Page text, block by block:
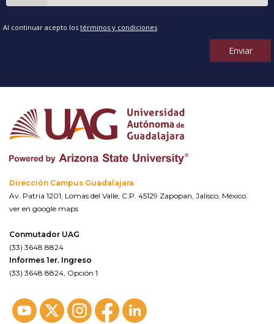
Al continuar acepto los términos y condiciones
Enviar
Dirección Campus Guadalajara
Av. Patria 1201, Lomas del Valle, C.P. 45129 Zapopan, Jalisco, México.
ver en google maps
Conmutador UAG
(33) 3648 8824
Informes 1er. Ingreso
(33) 3648 8824, Opción 1